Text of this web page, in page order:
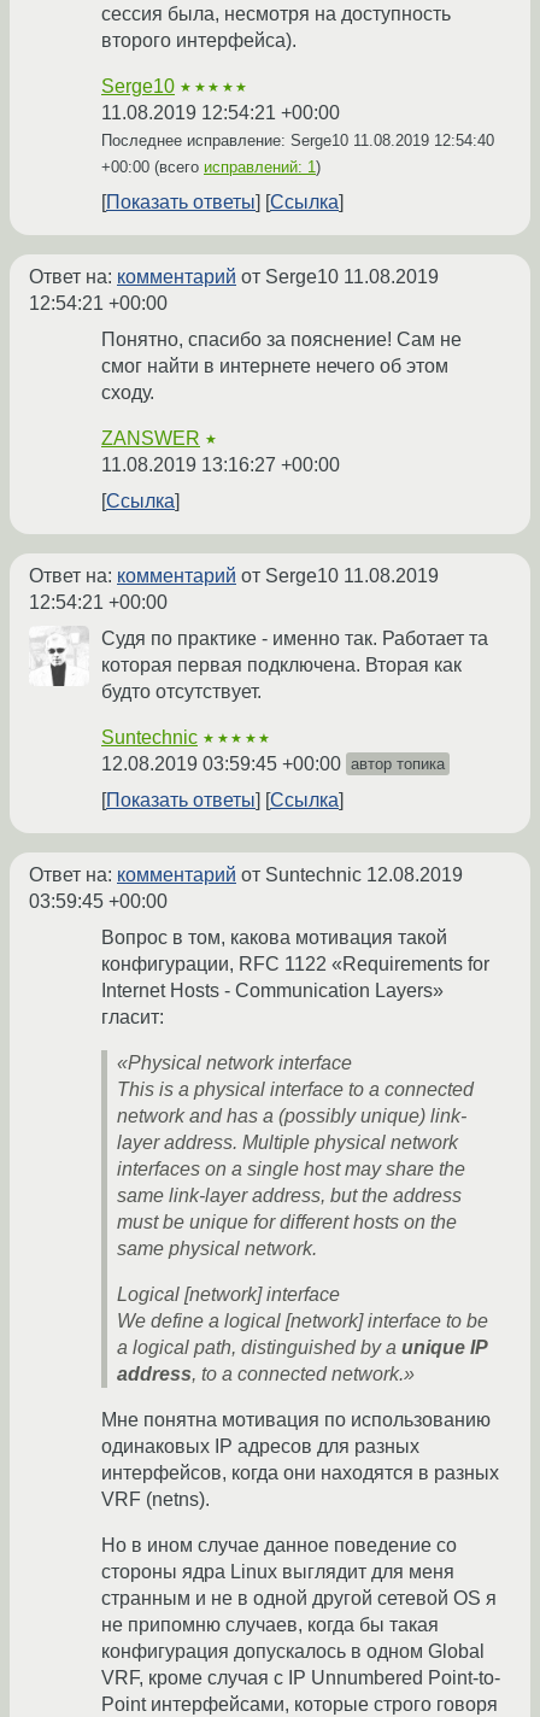
сессия была, несмотря на доступность
второго интерфейса).
Serge10 ★★★★★
11.08.2019 12:54:21 +00:00
Последнее исправление: Serge10 11.08.2019 12:54:40
+00:00 (всего исправлений: 1)
Показать ответы Ссылка
Ответ на: комментарий от Serge10 11.08.2019
12:54:21 +00:00
Понятно, спасибо за пояснение! Сам не
смог найти в интернете нечего об этом
сходу.
ZANSWER ★
11.08.2019 13:16:27 +00:00
Ссылка
Ответ на: комментарий от Serge10 11.08.2019
12:54:21 +00:00
Судя по практике - именно так. Работает та
которая первая подключена. Вторая как
будто отсутствует.
Suntechnic ★★★★★
12.08.2019 03:59:45 +00:00 автор топика
Показать ответы Ссылка
Ответ на: комментарий от Suntechnic 12.08.2019
03:59:45 +00:00
Вопрос в том, какова мотивация такой
конфигурации, RFC 1122 «Requirements for
Internet Hosts - Communication Layers»
гласит:
«Physical network interface
This is a physical interface to a connected
network and has a (possibly unique) link-
layer address. Multiple physical network
interfaces on a single host may share the
same link-layer address, but the address
must be unique for different hosts on the
same physical network.
Logical [network] interface
We define a logical [network] interface to be
a logical path, distinguished by a unique IP
address, to a connected network.»
Мне понятна мотивация по использованию
одинаковых IP адресов для разных
интерфейсов, когда они находятся в разных
VRF (netns).
Но в ином случае данное поведение со
стороны ядра Linux выглядит для меня
странным и не в одной другой сетевой OS я
не припомню случаев, когда бы такая
конфигурация допускалось в одном Global
VRF, кроме случая с IP Unnumbered Point-to-
Point интерфейсами, которые строго говоря